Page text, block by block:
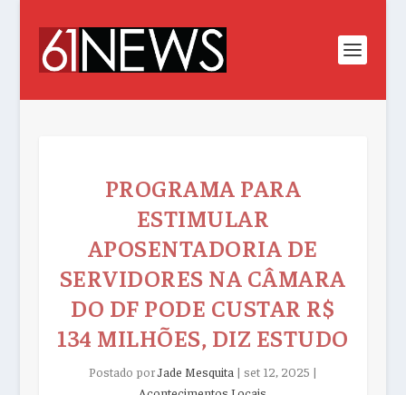
PROGRAMA PARA
ESTIMULAR
APOSENTADORIA DE
SERVIDORES NA CÂMARA
DO DF PODE CUSTAR R$
134 MILHÕES, DIZ ESTUDO
Postado porJade Mesquita | set 12, 2025 |